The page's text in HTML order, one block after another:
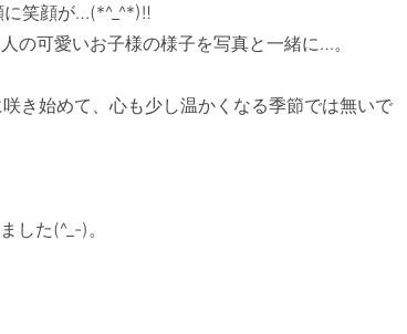
に笑顔が…(*^_^*)‼
の可愛いお子様の様子を写真と一緒に…。
き始めて、心も少し温かくなる季節では無いで
した(^_-)。